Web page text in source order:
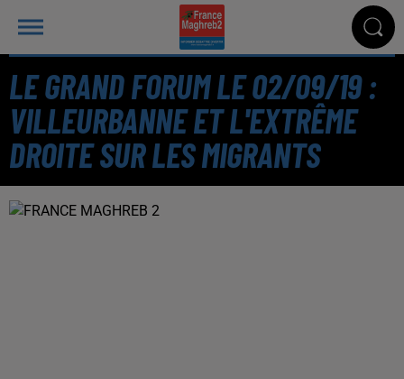
LE GRAND FORUM LE 02/09/19 :
VILLEURBANNE ET L'EXTRÊME
DROITE SUR LES MIGRANTS